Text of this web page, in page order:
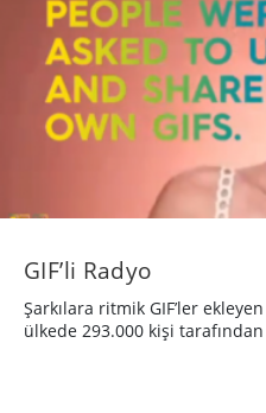
GIF’li Radyo
Şarkılara ritmik GIF’ler
ülkede 293.000 kişi